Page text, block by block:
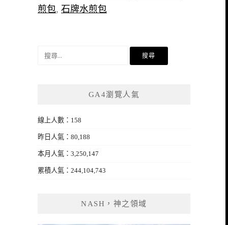
煎包, 石牌水煎包
GA4瀏覽人氣
線上人數：158
昨日人氣：80,188
本月人氣：3,250,147
累積人氣：244,104,743
NASH，神之領域